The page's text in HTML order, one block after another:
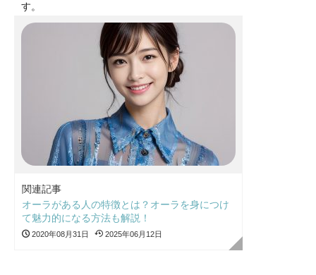
す。
関連記事
オーラがある人の特徴とは？オーラを身につけ
て魅力的になる方法も解説！
2020年08月31日 2025年06月12日